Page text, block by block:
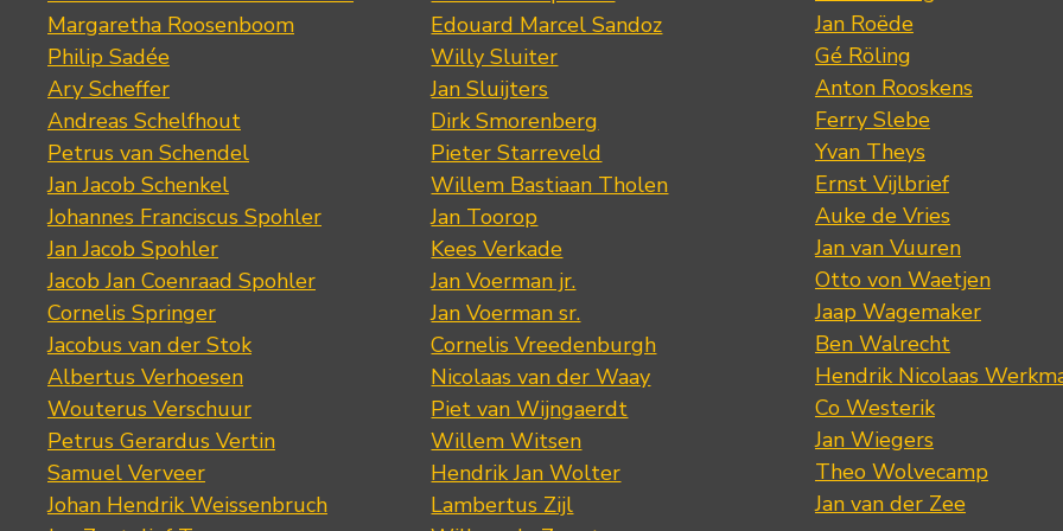
Margaretha Roosenboom
Philip Sadée
Ary Scheffer
Andreas Schelfhout
Petrus van Schendel
Jan Jacob Schenkel
Johannes Franciscus Spohler
Jan Jacob Spohler
Jacob Jan Coenraad Spohler
Cornelis Springer
Jacobus van der Stok
Albertus Verhoesen
Wouterus Verschuur
Petrus Gerardus Vertin
Samuel Verveer
Johan Hendrik Weissenbruch
Edouard Marcel Sandoz
Willy Sluiter
Jan Sluijters
Dirk Smorenberg
Pieter Starreveld
Willem Bastiaan Tholen
Jan Toorop
Kees Verkade
Jan Voerman jr.
Jan Voerman sr.
Cornelis Vreedenburgh
Nicolaas van der Waay
Piet van Wijngaerdt
Willem Witsen
Hendrik Jan Wolter
Lambertus Zijl
Jan Roëde
Gé Röling
Anton Rooskens
Ferry Slebe
Yvan Theys
Ernst Vijlbrief
Auke de Vries
Jan van Vuuren
Otto von Waetjen
Jaap Wagemaker
Ben Walrecht
Hendrik Nicolaas
Co Westerik
Jan Wiegers
Theo Wolvecamp
Jan van der Zee